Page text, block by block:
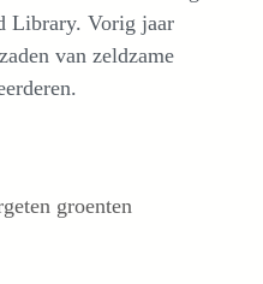
Library. Vorig jaar
van zeldzame
groenten